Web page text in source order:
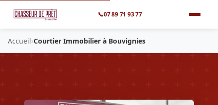
📞07 89 71 93 77
Accueil›Courtier Immobilier à Bouvignies